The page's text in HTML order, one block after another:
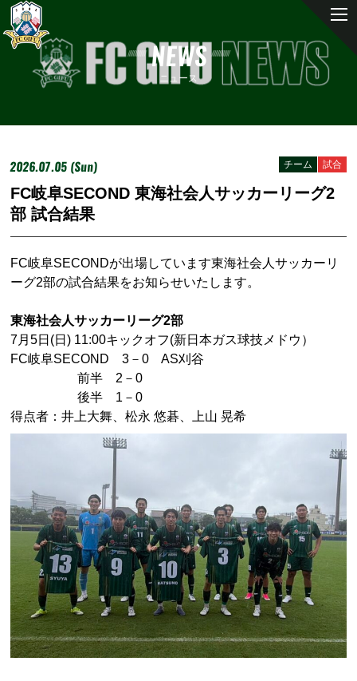
NEWS
ニュース
2026.07.05 (Sun) 試合
チーム
FC岐阜SECOND 東海社会人サッカーリーグ2
部 試合結果
FC岐阜SECONDが出場しています東海社会人サッカーリ
ーグ2部の試合結果をお知らせいたします。
東海社会人サッカーリーグ2部
7月5日(日) 11:00キックオフ(新日本ガス球技メドウ ）
FC岐阜SECOND 3－0 AS刈谷
前半 2－0
後半 1－0
得点者：井上大舞、松永 悠碁、上山 晃希